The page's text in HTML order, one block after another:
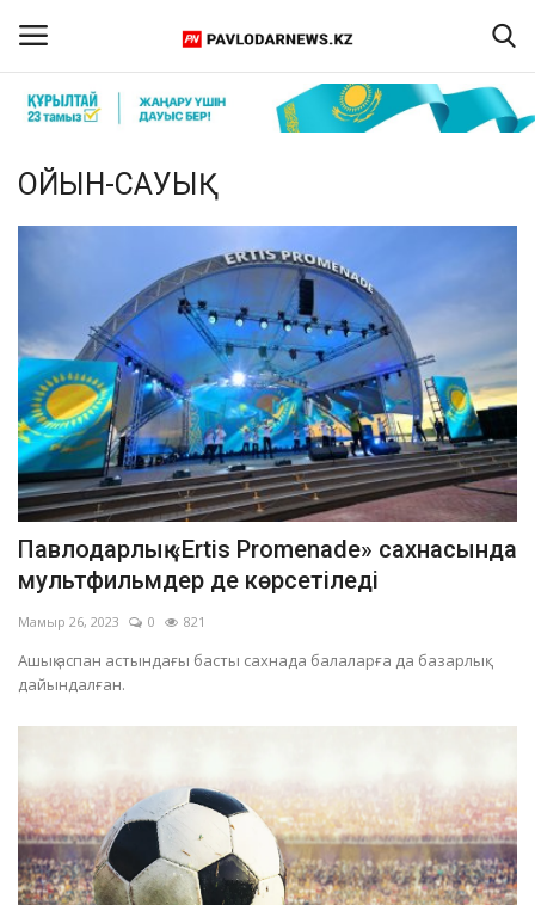
Тіркелу
Бізбен байланыс
ПАВЛОДАР ОБЛЫСЫ
ҚАЗАҚСТАН
ӘЛЕМ
Спорт
ОЙЫН-САУЫҚ
АРНАЙЫ ЖОБА
OFFICIAL
Тілді тандаңыз
Қазақша Русский
ОЙЫН-САУЫҚ
Павлодарлық «Ertis Рromenade» сахнасында
мультфильмдер де көрсетіледі
Мамыр 26, 2023 0 821
Ашық аспан астындағы басты сахнада балаларға да базарлық
дайындалған.